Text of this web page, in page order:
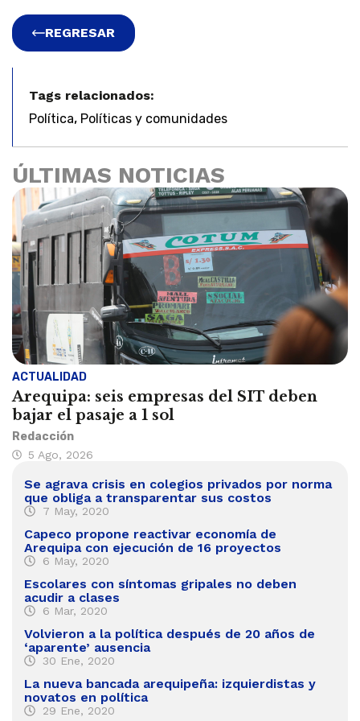
REGRESAR
Tags relacionados:
Política, Políticas y comunidades
ÚLTIMAS NOTICIAS
ACTUALIDAD
Arequipa: seis empresas del SIT deben
bajar el pasaje a 1 sol
Redacción
5 Ago, 2026
Se agrava crisis en colegios privados por norma
que obliga a transparentar sus costos
7 May, 2020
Capeco propone reactivar economía de
Arequipa con ejecución de 16 proyectos
6 May, 2020
Escolares con síntomas gripales no deben
acudir a clases
6 Mar, 2020
Volvieron a la política después de 20 años de
‘aparente’ ausencia
30 Ene, 2020
La nueva bancada arequipeña: izquierdistas y
novatos en política
29 Ene, 2020